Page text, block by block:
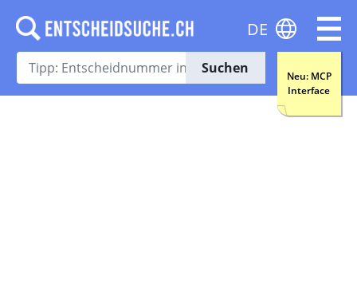
Suchen
Neu: MCP
Interface
DE